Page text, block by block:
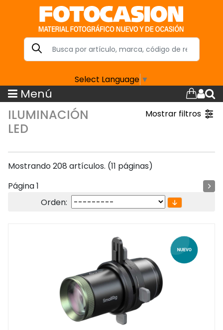
Select Language ▼
Menú
ILUMINACIÓN
LED
Mostrar filtros
Mostrando 208 artículos. (11 páginas)
Página 1
Orden: